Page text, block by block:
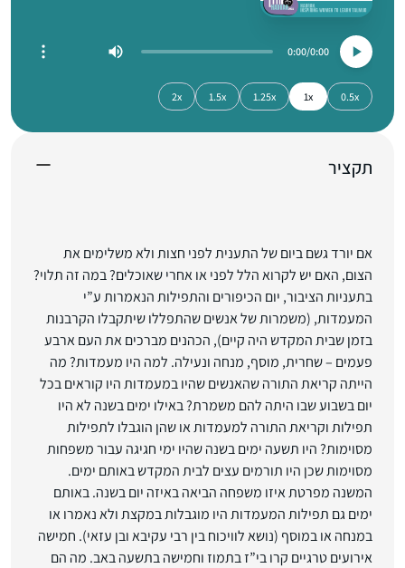
0:00
0:00
0.5x
1x
1.25x
1.5x
2x
תקציר
אם יורד גשם ביום של התענית לפני חצות ולא משלימים את
הצום, האם יש לקרוא הלל לפני או אחרי שאוכלים? במה זה תלוי?
בתעניות הציבור, יום הכיפורים והתפילות הנאמרות ע”י
המעמדות, (משמרות של אנשים שהתפללו שיתקבלו הקרבנות
בזמן שבית המקדש היה קיים), הכהנים מברכים את העם ארבע
פעמים – שחרית, מוסף, מנחה ונעילה. למה היו מעמדות? מה
הייתה קריאת התורה שהאנשים שהיו במעמדות היו קוראים בכל
יום בשבוע שבו היתה להם משמרת? באילו ימים בשנה לא היו
תפילות וקריאת התורה למעמדות או שהן הוגבלו לתפילות
מסוימות? היו תשעה ימים בשנה שהיו ימי חגיגה עבור משפחות
מסוימות שכן היו תורמים עצים לבית המקדש באותם ימים.
המשנה מפרטת איזו משפחה הביאה באיזה יום בשנה. באותם
ימים גם תפילות המעמדות היו מוגבלות במקצת ולא נאמרו או
במנחה או במוסף (נושא לוויכוח בין רבי עקיבא ובן עזאי). חמישה
אירועים טרגיים קרו בי”ז בתמוז וחמישה בתשעה באב. מה הם